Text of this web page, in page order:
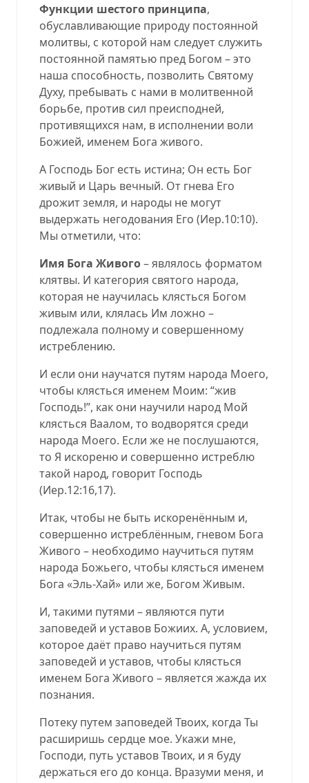
Функции шестого принципа,
обуславливающие природу постоянной
молитвы, с которой нам следует служить
постоянной памятью пред Богом – это
наша способность, позволить Святому
Духу, пребывать с нами в молитвенной
борьбе, против сил преисподней,
противящихся нам, в исполнении воли
Божией, именем Бога живого.
А Господь Бог есть истина; Он есть Бог
живый и Царь вечный. От гнева Его
дрожит земля, и народы не могут
выдержать негодования Его (Иер.10:10).
Мы отметили, что:
Имя Бога Живого– являлось форматом
клятвы. И категория святого народа,
которая не научилась клясться Богом
живым или, клялась Им ложно –
подлежала полному и совершенному
истреблению.
И если они научатся путям народа Моего,
чтобы клясться именем Моим: “жив
Господь!”, как они научили народ Мой
клясться Ваалом, то водворятся среди
народа Моего. Если же не послушаются,
то Я искореню и совершенно истреблю
такой народ, говорит Господь
(Иер.12:16,17).
Итак, чтобы не быть искоренённым и,
совершенно истреблённым, гневом Бога
Живого – необходимо научиться путям
народа Божьего, чтобы клясться именем
Бога «Эль-Хай» или же, Богом Живым.
И, такими путями – являются пути
заповедей и уставов Божиих. А, условием,
которое даёт право научиться путям
заповедей и уставов, чтобы клясться
именем Бога Живого – является жажда их
познания.
Потеку путем заповедей Твоих, когда Ты
расширишь сердце мое. Укажи мне,
Господи, путь уставов Твоих, и я буду
держаться его до конца. Вразуми меня, и